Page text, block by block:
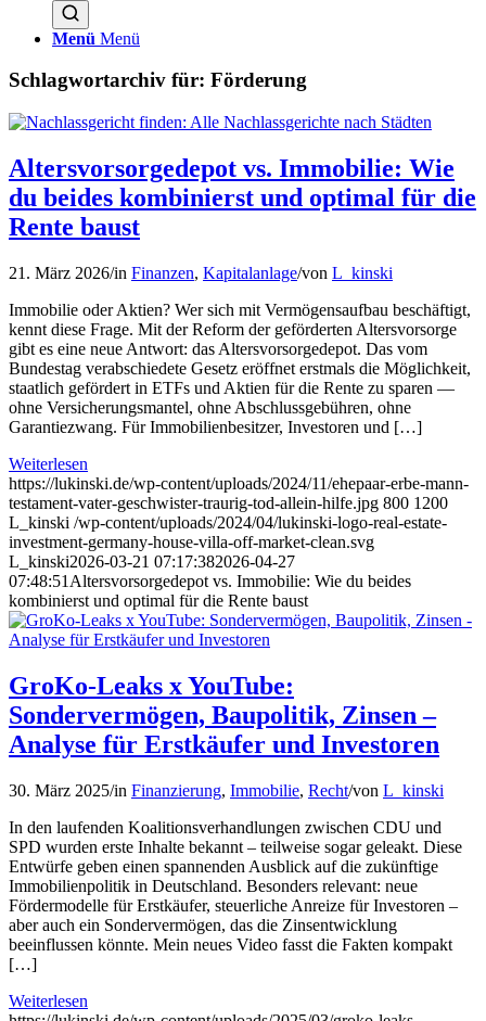
Menü Menü
Schlagwortarchiv für: Förderung
Altersvorsorgedepot vs. Immobilie: Wie
du beides kombinierst und optimal für die
Rente baust
21. März 2026/in Finanzen, Kapitalanlage/von L_kinski
Immobilie oder Aktien? Wer sich mit Vermögensaufbau beschäftigt,
kennt diese Frage. Mit der Reform der geförderten Altersvorsorge
gibt es eine neue Antwort: das Altersvorsorgedepot. Das vom
Bundestag verabschiedete Gesetz eröffnet erstmals die Möglichkeit,
staatlich gefördert in ETFs und Aktien für die Rente zu sparen —
ohne Versicherungsmantel, ohne Abschlussgebühren, ohne
Garantiezwang. Für Immobilienbesitzer, Investoren und […]
Weiterlesen
https://lukinski.de/wp-content/uploads/2024/11/ehepaar-erbe-mann-
testament-vater-geschwister-traurig-tod-allein-hilfe.jpg 800 1200
L_kinski /wp-content/uploads/2024/04/lukinski-logo-real-estate-
investment-germany-house-villa-off-market-clean.svg
L_kinski2026-03-21 07:17:382026-04-27
07:48:51 Altersvorsorgedepot vs. Immobilie: Wie du beides
kombinierst und optimal für die Rente baust
GroKo-Leaks x YouTube:
Sondervermögen, Baupolitik, Zinsen –
Analyse für Erstkäufer und Investoren
30. März 2025/in Finanzierung, Immobilie, Recht/von L_kinski
In den laufenden Koalitionsverhandlungen zwischen CDU und
SPD wurden erste Inhalte bekannt – teilweise sogar geleakt. Diese
Entwürfe geben einen spannenden Ausblick auf die zukünftige
Immobilienpolitik in Deutschland. Besonders relevant: neue
Fördermodelle für Erstkäufer, steuerliche Anreize für Investoren –
aber auch ein Sondervermögen, das die Zinsentwicklung
beeinflussen könnte. Mein neues Video fasst die Fakten kompakt
[…]
Weiterlesen